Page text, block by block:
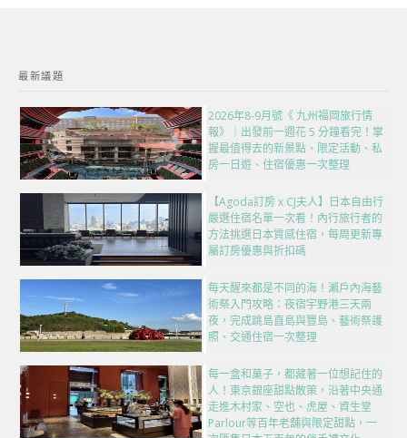
最新議題
2026年8-9月號《 九州福岡旅行情
報》｜出發前一週花 5 分鐘看完！掌
握最值得去的新景點、限定活動、私
房一日遊、住宿優惠一次整理
【Agoda訂房 x CJ夫人】日本自由行
嚴選住宿名單一次看！內行旅行者的
方法挑選日本質感住宿，每周更新專
屬訂房優惠與折扣碼
每天醒來都是不同的海！瀨戶內海藝
術祭入門攻略：夜宿宇野港三天兩
夜，完成跳島直島與豐島、藝術祭護
照、交通住宿一次整理
每一盒和菓子，都藏著一位想記住的
人！東京銀座甜點散策，沿著中央通
走進木村家、空也、虎屋、資生堂
Parlour等百年老舖與限定甜點，一